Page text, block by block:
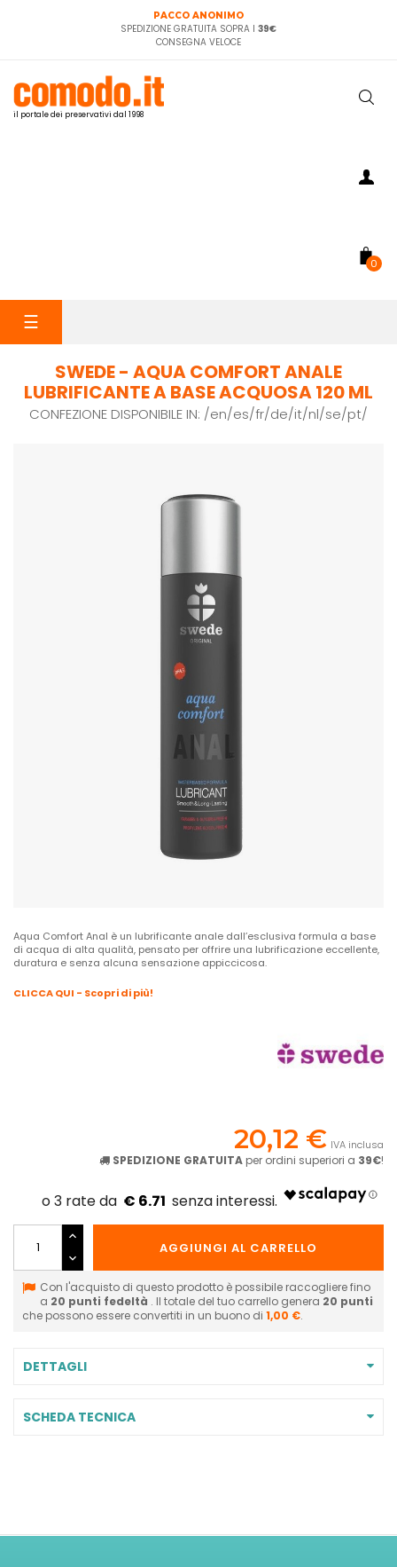
PACCO ANONIMO
SPEDIZIONE GRATUITA SOPRA I 39€
CONSEGNA VELOCE
il portale dei preservativi dal 1998
0
navigazione
☰
SWEDE - AQUA COMFORT ANALE
LUBRIFICANTE A BASE ACQUOSA 120 ML
CONFEZIONE DISPONIBILE IN: /en/es/fr/de/it/nl/se/pt/
Aqua Comfort Anal è un lubrificante anale dall’esclusiva formula a base
di acqua di alta qualità, pensato per offrire una lubrificazione eccellente,
duratura e senza alcuna sensazione appiccicosa.
CLICCA QUI - Scopri di più!
20,12 € IVA inclusa
SPEDIZIONE GRATUITA per ordini superiori a 39€!
€ 6.71
AGGIUNGI AL CARRELLO
Con l'acquisto di questo prodotto è possibile raccogliere fino
a 20 punti fedeltà . Il totale del tuo carrello genera 20 punti
che possono essere convertiti in un buono di 1,00 €.
DETTAGLI
SCHEDA TECNICA